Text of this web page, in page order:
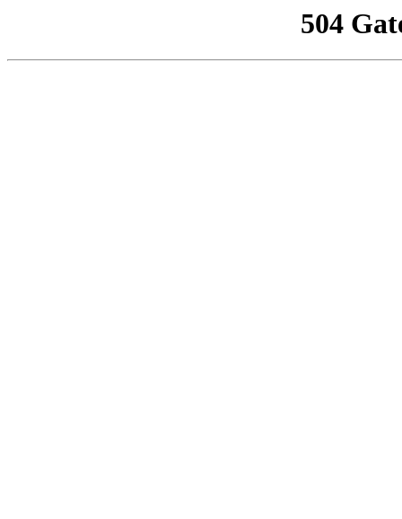
504